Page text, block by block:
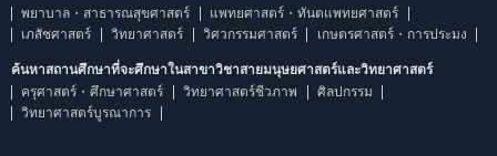
พยาบาล・สาธารณสุขศาสตร์
แพทยศาสตร์・ทันตแพทยศาสตร์
เภสัชศาสตร์
วิทยาศาสตร์ วิศวกรรมศาสตร์ เกษตรศาสตร์・การประมง
ค้นหาสถานศึกษาที่จะศึกษาในสาขาวิชาสายมนุษยศาสตร์และวิทยาศาสตร์
ครุศาสตร์・ศึกษาศาสตร์
วิทยาศาสตร์ชีวภาพ
ศิลปกรรม
วิทยาศาสตร์บูรณาการ